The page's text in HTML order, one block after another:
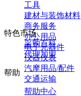
工具
建材与装饰材料
商务服务
办公用品
电子元器件
仪器仪表
汽摩用品/配件
交通运输
特色市场
采购百科
代理加盟
帮助
帮助中心